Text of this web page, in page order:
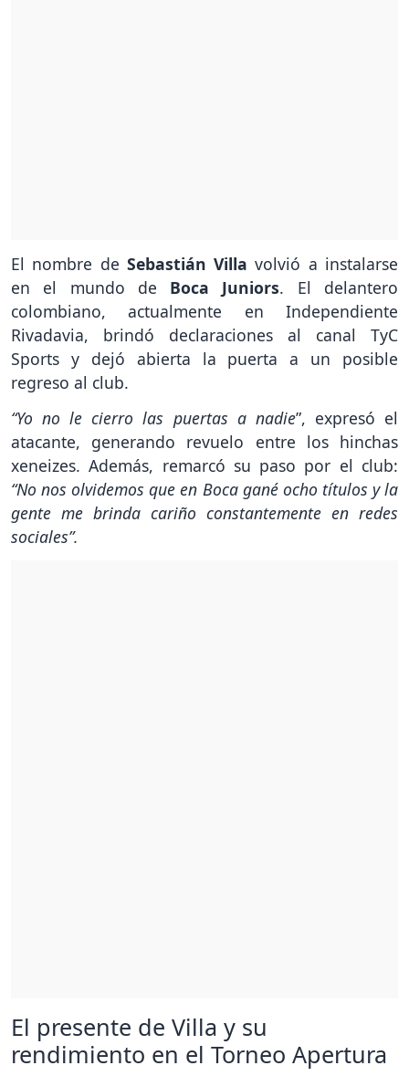
El nombre de Sebastián Villa volvió a instalarse
en el mundo de Boca Juniors. El delantero
colombiano, actualmente en Independiente
Rivadavia, brindó declaraciones al canal TyC
Sports y dejó abierta la puerta a un posible
regreso al club.
“Yo no le cierro las puertas a nadie”, expresó el
atacante, generando revuelo entre los hinchas
xeneizes. Además, remarcó su paso por el club:
“No nos olvidemos que en Boca gané ocho títulos y la
gente me brinda cariño constantemente en redes
sociales”.
El presente de Villa y su
rendimiento en el Torneo Apertura